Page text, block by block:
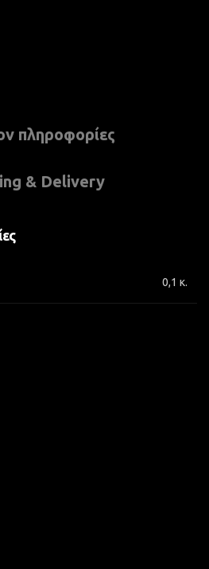
πληροφορίες
& Delivery
0,1 κ.